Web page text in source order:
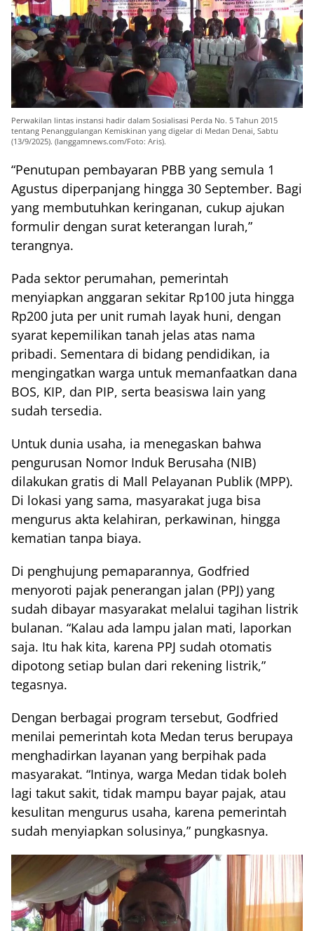
Perwakilan lintas instansi hadir dalam Sosialisasi Perda No. 5 Tahun 2015
tentang Penanggulangan Kemiskinan yang digelar di Medan Denai, Sabtu
(13/9/2025). (langgamnews.com/Foto: Aris).
“Penutupan pembayaran PBB yang semula 1
Agustus diperpanjang hingga 30 September. Bagi
yang membutuhkan keringanan, cukup ajukan
formulir dengan surat keterangan lurah,”
terangnya.
Pada sektor perumahan, pemerintah
menyiapkan anggaran sekitar Rp100 juta hingga
Rp200 juta per unit rumah layak huni, dengan
syarat kepemilikan tanah jelas atas nama
pribadi. Sementara di bidang pendidikan, ia
mengingatkan warga untuk memanfaatkan dana
BOS, KIP, dan PIP, serta beasiswa lain yang
sudah tersedia.
Untuk dunia usaha, ia menegaskan bahwa
pengurusan Nomor Induk Berusaha (NIB)
dilakukan gratis di Mall Pelayanan Publik (MPP).
Di lokasi yang sama, masyarakat juga bisa
mengurus akta kelahiran, perkawinan, hingga
kematian tanpa biaya.
Di penghujung pemaparannya, Godfried
menyoroti pajak penerangan jalan (PPJ) yang
sudah dibayar masyarakat melalui tagihan listrik
bulanan. “Kalau ada lampu jalan mati, laporkan
saja. Itu hak kita, karena PPJ sudah otomatis
dipotong setiap bulan dari rekening listrik,”
tegasnya.
Dengan berbagai program tersebut, Godfried
menilai pemerintah kota Medan terus berupaya
menghadirkan layanan yang berpihak pada
masyarakat. “Intinya, warga Medan tidak boleh
lagi takut sakit, tidak mampu bayar pajak, atau
kesulitan mengurus usaha, karena pemerintah
sudah menyiapkan solusinya,” pungkasnya.